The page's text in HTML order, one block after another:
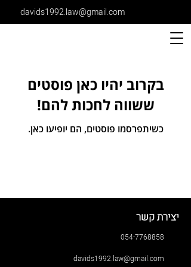
davids1992.law@gmail.com
בקרוב יהיו כאן פוסטים
ששווה לחכות להם!
כשיתפרסמו פוסטים, הם יופיעו כאן.
יצירת קשר
054-7768858
davids1992.law@gmail.com